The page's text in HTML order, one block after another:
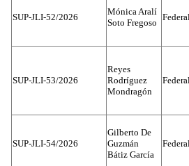
SUP-JLI-52/2026
Mónica Aralí
Soto Fregoso
SUP-JLI-53/2026
Reyes
Rodríguez
Mondragón
SUP-JLI-54/2026
Gilberto De
Guzmán
Bátiz García